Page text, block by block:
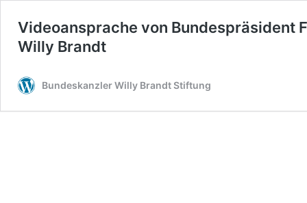
Videoansprache von Bundespräsident
Willy Brandt
Bundeskanzler Willy Brandt Stiftung